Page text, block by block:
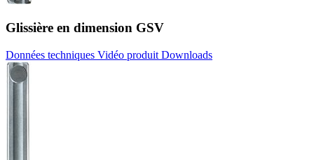
Glissière en dimension GSV
Données techniques Vidéo produit Downloads